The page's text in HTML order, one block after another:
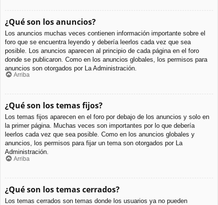
¿Qué son los anuncios?
Los anuncios muchas veces contienen información importante sobre el
foro que se encuentra leyendo y debería leerlos cada vez que sea
posible. Los anuncios aparecen al principio de cada página en el foro
donde se publicaron. Como en los anuncios globales, los permisos para
anuncios son otorgados por La Administración.
Arriba
¿Qué son los temas fijos?
Los temas fijos aparecen en el foro por debajo de los anuncios y solo en
la primer página. Muchas veces son importantes por lo que debería
leerlos cada vez que sea posible. Como en los anuncios globales y
anuncios, los permisos para fijar un tema son otorgados por La
Administración.
Arriba
¿Qué son los temas cerrados?
Los temas cerrados son temas donde los usuarios ya no pueden